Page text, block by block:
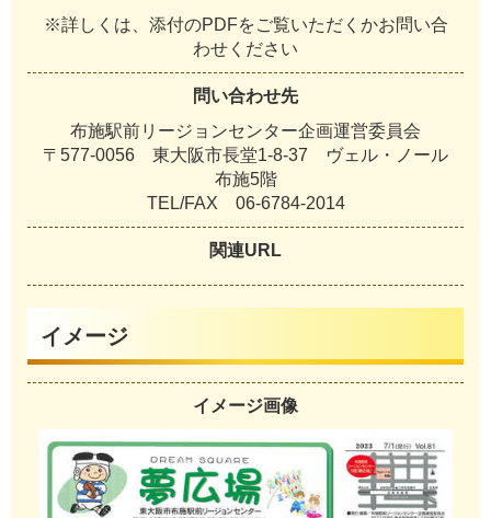
※詳し く は 添付のPDFをご覧いただく かお問い合
わせ く ださ い
問い合わせ先
布施駅前リ ージ ョ ンセンター企画運営委員会
〒 577-0056 東大阪市長堂1-8-37 ヴェ ル ・ ノ ール
布施5階
TE L/FAX 06-6784-2014
関連URL
イメージ
イメージ画像